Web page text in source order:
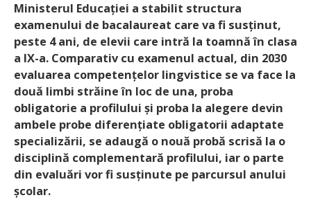
Ministerul Educației a stabilit structura
examenului de bacalaureat care va fi susținut,
peste 4 ani, de elevii care intră la toamnă în clasa
a IX-a. Comparativ cu examenul actual, din 2030
evaluarea competențelor lingvistice se va face la
două limbi străine în loc de una, proba
obligatorie a profilului și proba la alegere devin
ambele probe diferențiate obligatorii adaptate
specializării, se adaugă o nouă probă scrisă la o
disciplină complementară profilului, iar o parte
din evaluări vor fi susținute pe parcursul anului
școlar.